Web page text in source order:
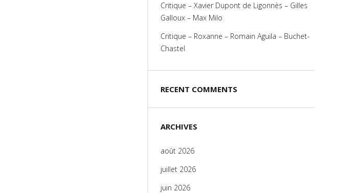
Critique – Xavier Dupont de Ligonnès – Gilles
Galloux – Max Milo
Critique – Roxanne – Romain Aguila – Buchet-
Chastel
RECENT COMMENTS
ARCHIVES
août 2026
juillet 2026
juin 2026